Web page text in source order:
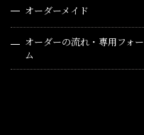
オーダーメイド
オーダーの流れ・専用フォー
ム